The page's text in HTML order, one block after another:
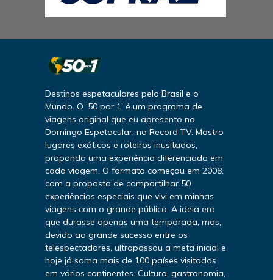
Destinos espetaculares pelo Brasil e o
Mundo. O ‘50 por 1’ é um programa de
viagens original que eu apresento no
Domingo Espetacular, na Record TV. Mostro
lugares exóticos e roteiros inusitados,
propondo uma experiência diferenciada em
cada viagem. O formato começou em 2008,
com a proposta de compartilhar 50
experiências especiais que vivi em minhas
viagens com o grande público. A ideia era
que durasse apenas uma temporada, mas,
devido ao grande sucesso entre os
telespectadores, ultrapassou a meta inicial e
hoje já soma mais de 100 países visitados
em vários continentes. Cultura, gastronomia,